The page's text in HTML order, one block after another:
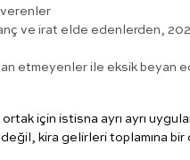
verenler
ve irat elde edenlerden,
etmeyenler ile eksik beyan
için istisna ayrı ayrı
kira gelirleri toplamına bir